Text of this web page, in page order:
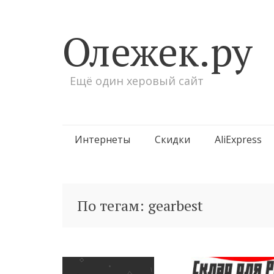
Олежек.ру
Ещё один херовый сайт
Перейти
Интернеты Скидки AliExpress
По тегам: gearbest